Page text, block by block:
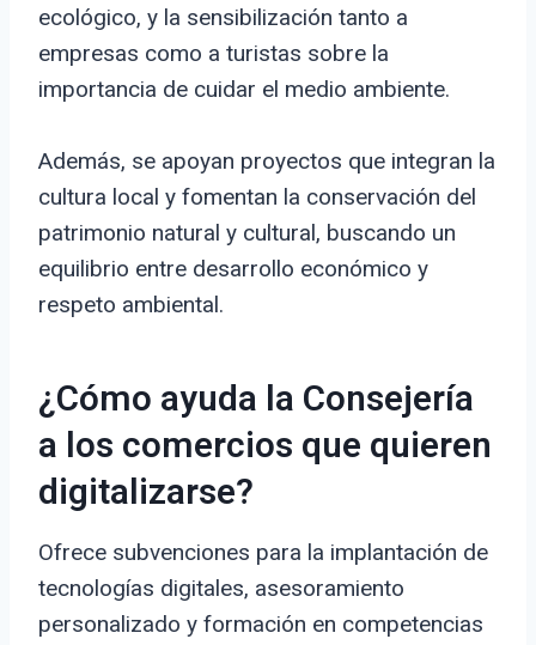
ecológico, y la sensibilización tanto a
empresas como a turistas sobre la
importancia de cuidar el medio ambiente.
Además, se apoyan proyectos que integran la
cultura local y fomentan la conservación del
patrimonio natural y cultural, buscando un
equilibrio entre desarrollo económico y
respeto ambiental.
¿Cómo ayuda la Consejería
a los comercios que quieren
digitalizarse?
Ofrece subvenciones para la implantación de
tecnologías digitales, asesoramiento
personalizado y formación en competencias